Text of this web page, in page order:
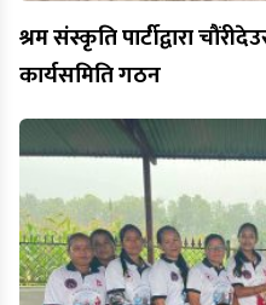
श्रम संस्कृति पार्टीद्वारा
कार्यसमिति गठन